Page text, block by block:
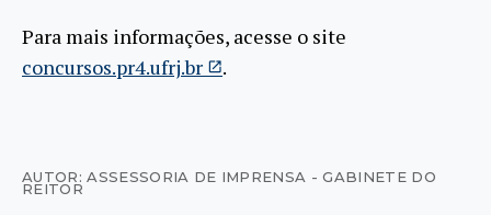
Para mais informações, acesse o site
concursos.pr4.ufrj.br
.
AUTOR: ASSESSORIA DE IMPRENSA - GABINETE DO
REITOR